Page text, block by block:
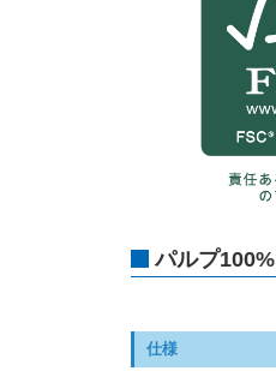
パルプ100%
仕様